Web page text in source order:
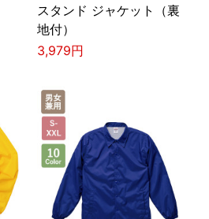
スタンド ジャケット（裏
地付）
3,979円